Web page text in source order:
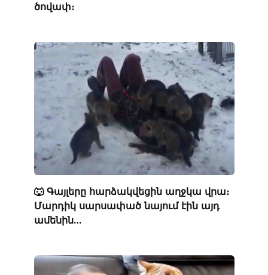
ծովափ։
🐺 Գայլերը հարձակվեցին աղջկա վրա։
Մարդիկ սարսափած նայում էին այդ
ամենին…